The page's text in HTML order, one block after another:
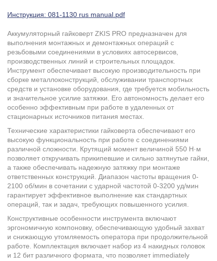
Инструкция: 081-1130 rus manual.pdf
Аккумуляторный гайковерт ZKIS PRO предназначен для
выполнения монтажных и демонтажных операций с
резьбовыми соединениями в условиях автосервисов,
производственных линий и строительных площадок.
Инструмент обеспечивает высокую производительность при
сборке металлоконструкций, обслуживании транспортных
средств и установке оборудования, где требуется мобильность
и значительное усилие затяжки. Его автономность делает его
особенно эффективным при работе в удаленных от
стационарных источников питания местах.
Технические характеристики гайковерта обеспечивают его
высокую функциональность при работе с соединениями
различной сложности. Крутящий момент величиной 550 Н·м
позволяет откручивать прикипевшие и сильно затянутые гайки,
а также обеспечивать надежную затяжку при монтаже
ответственных конструкций. Диапазон частоты вращения 0-
2100 об/мин в сочетании с ударной частотой 0-3200 уд/мин
гарантирует эффективное выполнение как стандартных
операций, так и задач, требующих повышенного усилия.
Конструктивные особенности инструмента включают
эргономичную компоновку, обеспечивающую удобный захват
и снижающую утомляемость оператора при продолжительной
работе. Комплектация включает набор из 4 накидных головок
и 12 бит различного формата, что позволяет immediately